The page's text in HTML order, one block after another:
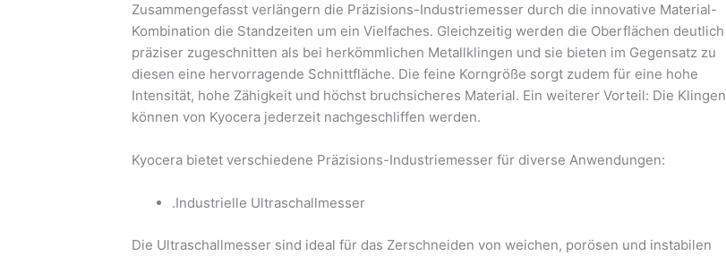
Zusammengefasst verlängern die Präzisions-Industriemesser durch die innovative Material-
Kombination die Standzeiten um ein Vielfaches. Gleichzeitig werden die Oberflächen deutlich
präziser zugeschnitten als bei herkömmlichen Metallklingen und sie bieten im Gegensatz zu
diesen eine hervorragende Schnittfläche. Die feine Korngröße sorgt zudem für eine hohe
Intensität, hohe Zähigkeit und höchst bruchsicheres Material. Ein weiterer Vorteil: Die Klingen
können von Kyocera jederzeit nachgeschliffen werden.
Kyocera bietet verschiedene Präzisions-Industriemesser für diverse Anwendungen:
.Industrielle Ultraschallmesser
Die Ultraschallmesser sind ideal für das Zerschneiden von weichen, porösen und instabilen